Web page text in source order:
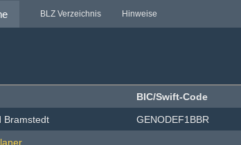
BLZ Verzeichnis Hinweise
BIC/Swift-Code
Bramstedt GENODEF1BBR